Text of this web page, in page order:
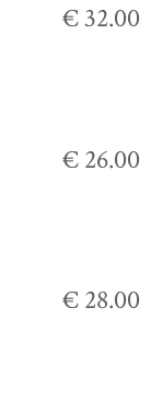
€ 32.00
€ 26.00
€ 28.00